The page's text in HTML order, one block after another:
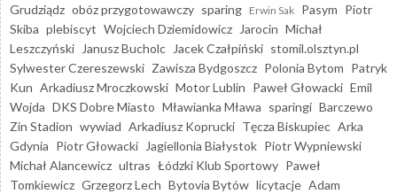
Grudziądz obóz przygotowawczy sparing Erwin Sak Pasym Piotr
Skiba plebiscyt Wojciech Dziemidowicz Jarocin Michał
Leszczyński
Janusz Bucholc Jacek Czałpiński stomil.olsztyn.pl
Sylwester Czereszewski Zawisza Bydgoszcz Polonia Bytom Patryk
Kun Arkadiusz Mroczkowski Motor Lublin Paweł Głowacki Emil
Wojda DKS Dobre Miasto Mławianka Mława sparingi Barczewo
Zin Stadion wywiad Arkadiusz Koprucki Tęcza Biskupiec Arka
Gdynia Piotr Głowacki Jagiellonia Białystok Piotr Wypniewski
Michał Alancewicz ultras Łódzki Klub Sportowy Paweł
Tomkiewicz Grzegorz Lech Bytovia Bytów licytacje Adam